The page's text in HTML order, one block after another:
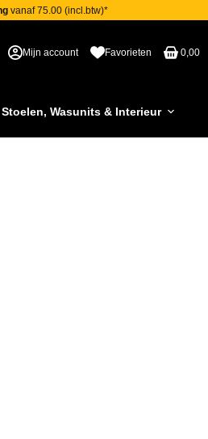
vanaf 75.00 (incl.btw)*
Mijn account Favorieten 0,00
Stoelen, Wasunits & Interieur